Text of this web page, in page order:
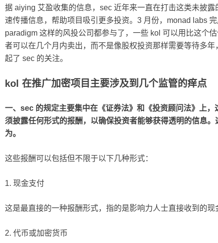
据 aiying 艾盈收集的信息，sec 近年来一直在打击这类未披
速传播信息，帮助项目吸引更多投资。3 月份，monad labs
paradigm 这样的风投公司都参与了，一些 kol 可以用比这个
者可以在几个月内卖出，而不是像股权投资那样需要等待多
起了 sec 的关注。
kol 在推广加密项目主要涉及到几个监管的痒点
一、sec 的规定主要集中在《证券法》和《投资顾问法》上
须披露任何形式的报酬，以确保投资者能够获得透明的信息
为。
这些报酬可以包括但不限于以下几种形式：
1. 现金支付
这是最直接的一种报酬形式，指的是影响力人士直接收到的现
2. 代币或加密货币